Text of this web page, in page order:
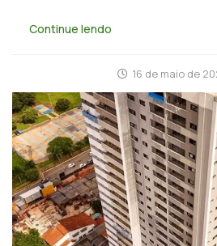
Continue lendo
16 de maio de